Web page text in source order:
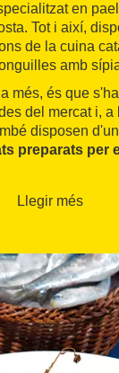
en
Tot i així,
de la cuina
amb
més, és que
del mercat i, a
disposen
preparats per
Llegir més